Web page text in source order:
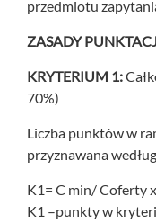
przedmiotu
ZASADY
KRYTERIUM 1:
70%)
Liczba punktów w
przyznawana
K1= C min/ Coferty
K1 –punkty w